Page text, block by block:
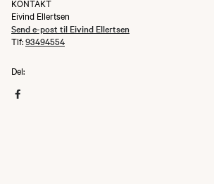
KONTAKT
Eivind Ellertsen
Send e-post til Eivind Ellertsen
Tlf:93494554
Del: